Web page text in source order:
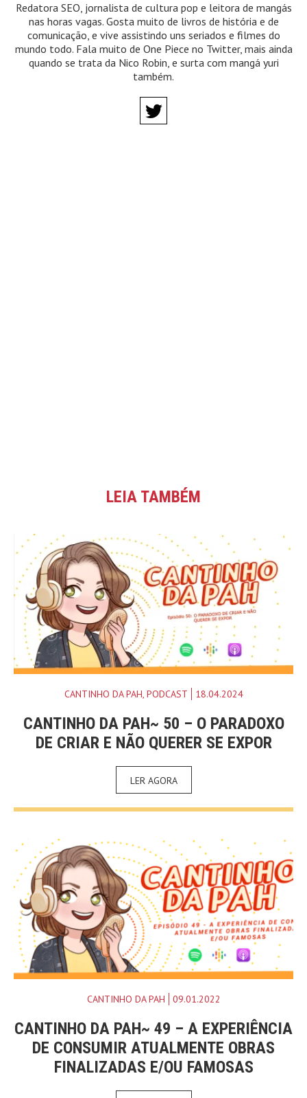
Redatora SEO, jornalista de cultura pop e leitora de mangás
nas horas vagas. Gosta muito de livros de história e de
comunicação, e vive assistindo uns seriados e filmes do
mundo todo. Fala muito de One Piece no Twitter, mais ainda
quando se trata da Nico Robin, e surta com mangá yuri
também.
LEIA TAMBÉM
CANTINHO DA PAH, PODCAST 18.04.2024
CANTINHO DA PAH~ 50 – O PARADOXO
DE CRIAR E NÃO QUERER SE EXPOR
LER AGORA
CANTINHO DA PAH 09.01.2022
CANTINHO DA PAH~ 49 – A EXPERIÊNCIA
DE CONSUMIR ATUALMENTE OBRAS
FINALIZADAS E/OU FAMOSAS